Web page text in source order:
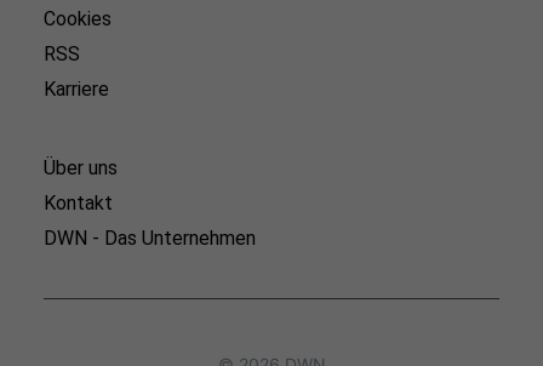
Cookies
RSS
Karriere
Über uns
Kontakt
DWN - Das Unternehmen